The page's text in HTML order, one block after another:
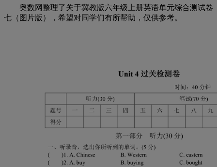
奥数网整理了关于冀教版六年级上册英语单元综合测试卷
七（图片版），希望对同学们有所帮助，仅供参考。